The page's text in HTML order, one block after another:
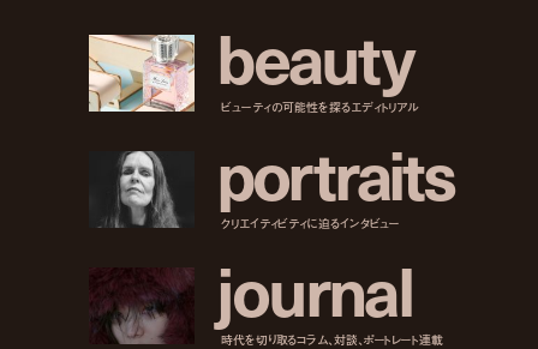
beauty
ビューティの可能性を探るエディトリアル
portraits
クリエイティビティに迫るインタビュー
journal
時代を切り取るコラム、対談、ポートレート連載